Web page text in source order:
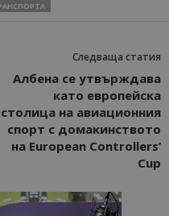
Следваща статия
Албена се утвърждава
като европейска
столица на авиационния
спорт с домакинството
на European Controllers’
Cup